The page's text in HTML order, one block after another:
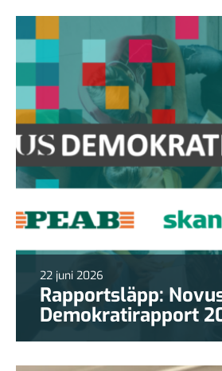
22 juni 2026
Rapportsläpp:
Demokratirapport